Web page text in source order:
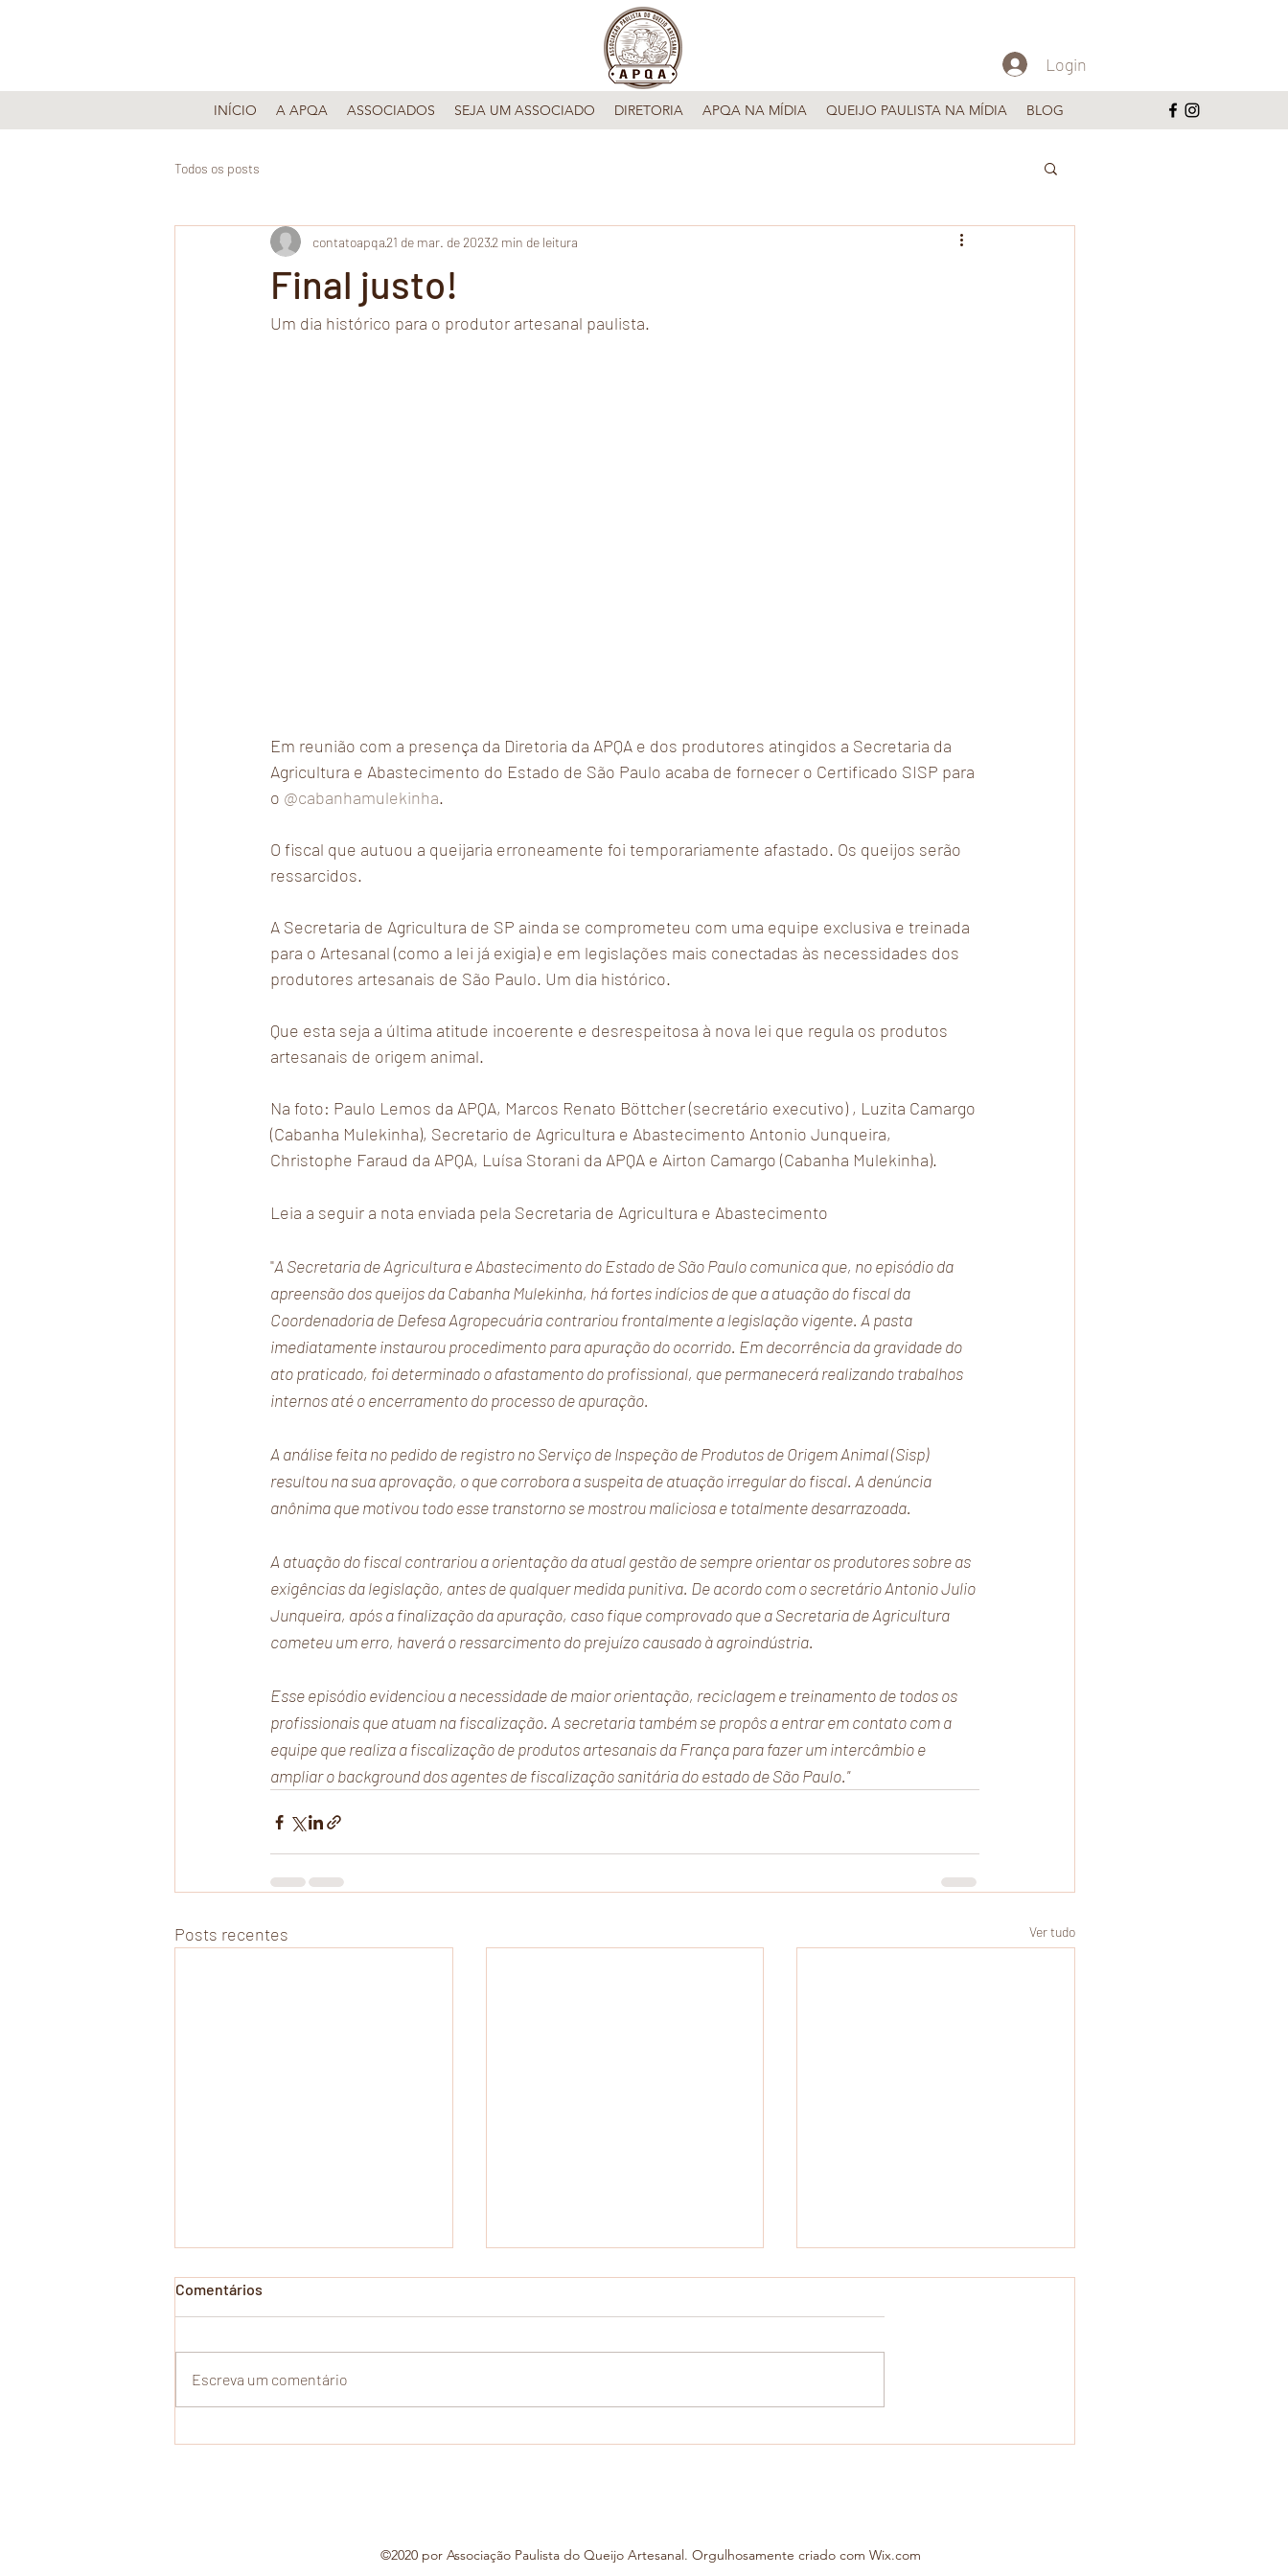
INÍCIO A APQA ASSOCIADOS SEJA UM ASSOCIADO DIRETORIA APQA NA MÍDIA QUEIJO PAULISTA NA MÍDIA BLOG
Login
Todos os posts
Final justo!
contatoapqa21 de mar. de 20232 min de leitura
Um dia histórico para o produtor artesanal paulista.
Em reunião com a presença da Diretoria da APQA e dos produtores atingidos a Secretaria da
Agricultura e Abastecimento do Estado de São Paulo acaba de fornecer o Certificado SISP para
o @cabanhamulekinha.
O fiscal que autuou a queijaria erroneamente foi temporariamente afastado. Os queijos serão
ressarcidos.
A Secretaria de Agricultura de SP ainda se comprometeu com uma equipe exclusiva e treinada
para o Artesanal (como a lei já exigia) e em legislações mais conectadas às necessidades dos
produtores artesanais de São Paulo. Um dia histórico.
Que esta seja a última atitude incoerente e desrespeitosa à nova lei que regula os produtos
artesanais de origem animal.
Na foto: Paulo Lemos da APQA, Marcos Renato Böttcher (secretário executivo) , Luzita Camargo
(Cabanha Mulekinha), Secretario de Agricultura e Abastecimento Antonio Junqueira,
Christophe Faraud da APQA, Luísa Storani da APQA e Airton Camargo (Cabanha Mulekinha).
Leia a seguir a nota enviada pela Secretaria de Agricultura e Abastecimento
"A Secretaria de Agricultura e Abastecimento do Estado de São Paulo comunica que, no episódio da
apreensão dos queijos da Cabanha Mulekinha, há fortes indícios de que a atuação do fiscal da
Coordenadoria de Defesa Agropecuária contrariou frontalmente a legislação vigente. A pasta
imediatamente instaurou procedimento para apuração do ocorrido. Em decorrência da gravidade do
ato praticado, foi determinado o afastamento do profissional, que permanecerá realizando trabalhos
internos até o encerramento do processo de apuração.
A análise feita no pedido de registro no Serviço de Inspeção de Produtos de Origem Animal (Sisp)
resultou na sua aprovação, o que corrobora a suspeita de atuação irregular do fiscal. A denúncia
anônima que motivou todo esse transtorno se mostrou maliciosa e totalmente desarrazoada.
A atuação do fiscal contrariou a orientação da atual gestão de sempre orientar os produtores sobre as
exigências da legislação, antes de qualquer medida punitiva. De acordo com o secretário Antonio Julio
Junqueira, após a finalização da apuração, caso fique comprovado que a Secretaria de Agricultura
cometeu um erro, haverá o ressarcimento do prejuízo causado à agroindústria.
Esse episódio evidenciou a necessidade de maior orientação, reciclagem e treinamento de todos os
profissionais que atuam na fiscalização. A secretaria também se propôs a entrar em contato com a
equipe que realiza a fiscalização de produtos artesanais da França para fazer um intercâmbio e
ampliar o background dos agentes de fiscalização sanitária do estado de São Paulo."
Posts recentes Ver tudo
Comentários
Escreva um comentário
©2020 por Associação Paulista do Queijo Artesanal. Orgulhosamente criado com Wix.com